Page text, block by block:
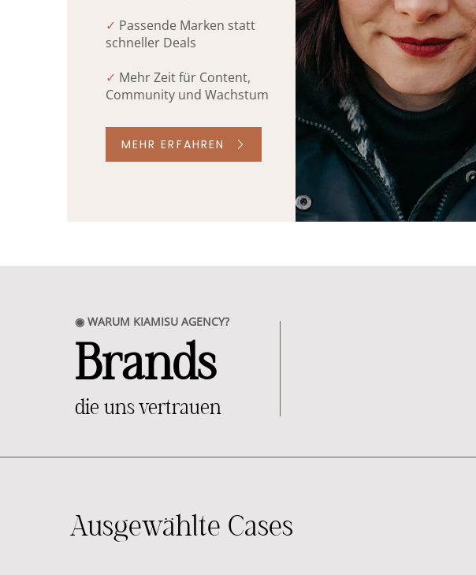
✓ Passende Marken statt
schneller Deals
✓ Mehr Zeit für Content,
Community und Wachstum
MEHR ERFAHREN
◉ WARUM KIAMISU AGENCY?
die uns vertrauen
Brands
Ausgewählte Cases